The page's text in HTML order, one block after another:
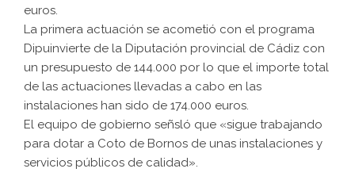
euros.
La primera actuación se acometió con el programa
Dipuinvierte de la Diputación provincial de Cádiz con
un presupuesto de 144.000 por lo que el importe total
de las actuaciones llevadas a cabo en las
instalaciones han sido de 174.000 euros.
El equipo de gobierno señsló que «sigue trabajando
para dotar a Coto de Bornos de unas instalaciones y
servicios públicos de calidad».